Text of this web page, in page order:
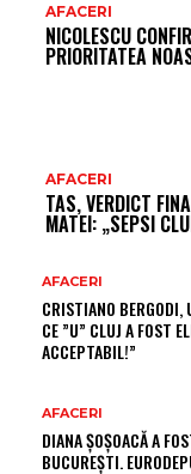
AFACERI
NICOLESCU
PRIORITATEA
AFACERI
TAS, VERDICT
MATEI: „SEPSI
AFACERI
CRISTIANO BERGODI,
CE ”U” CLUJ A FOST
ACCEPTABIL!”
AFACERI
DIANA ȘOȘOACĂ A
BUCUREȘTI.